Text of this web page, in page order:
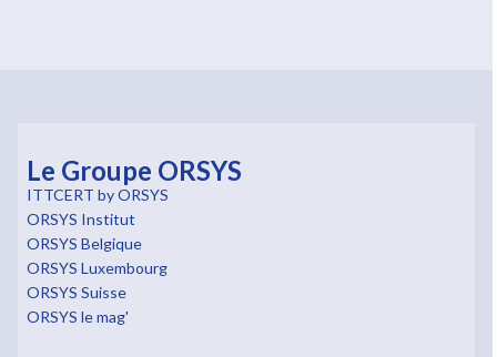
Le Groupe ORSYS
ITTCERT by ORSYS
ORSYS Institut
ORSYS Belgique
ORSYS Luxembourg
ORSYS Suisse
ORSYS le mag'